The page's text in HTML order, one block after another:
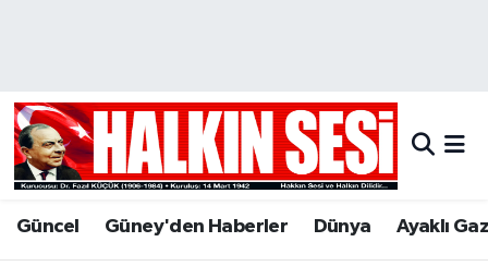
Güncel Güney'den Haberler Dünya Ayaklı
Hava Durumu
Trafik Durumu